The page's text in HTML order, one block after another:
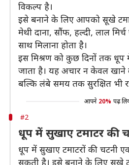
विकल्प है।
इसे बनाने के लिए आपको सूखे
मेथी दाना, सौंफ, हल्दी, लाल
साथ मिलाना होता है।
इस मिश्रण को कुछ दिनों तक धूप
जाता है। यह अचार न केवल खाने
बल्कि लंबे समय तक सुरक्षित भी
आपने 20% पढ़
#2
धूप में सुखाए टमाटर की
धूप में सुखाए टमाटरों की चटनी
सकती है। इसे बनाने के लिए सूखे